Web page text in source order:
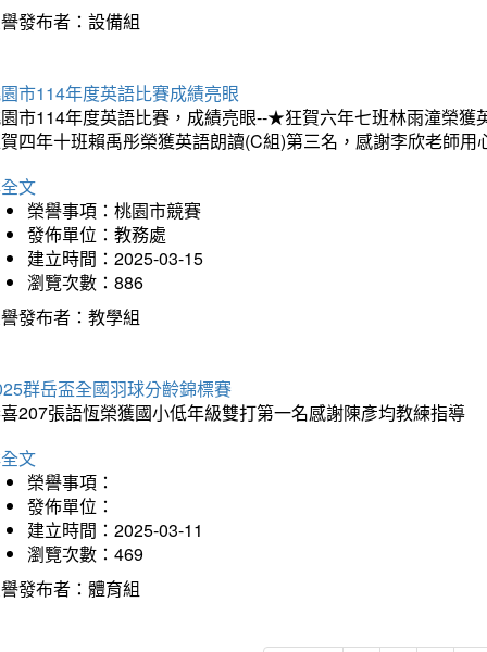
發布者：設備組
市114年度英語比賽成績亮眼
市114年度英語比賽，成績亮眼--★狂賀六年七班林雨潼榮
四年十班賴禹彤榮獲英語朗讀(C組)第三名，感謝李欣老師
文
榮譽事項：桃園市競賽
發佈單位：教務處
建立時間：2025-03-15
瀏覽次數：886
發布者：教學組
群岳盃全國羽球分齡錦標賽
207張語恆榮獲國小低年級雙打第一名感謝陳彥均教練指導
文
榮譽事項：
發佈單位：
建立時間：2025-03-11
瀏覽次數：469
發布者：體育組